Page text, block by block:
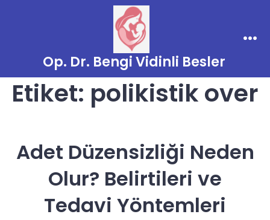
Op. Dr. Bengi Vidinli Besler
Etiket: polikistik over
Adet Düzensizliği Neden
Olur? Belirtileri ve
Tedavi Yöntemleri